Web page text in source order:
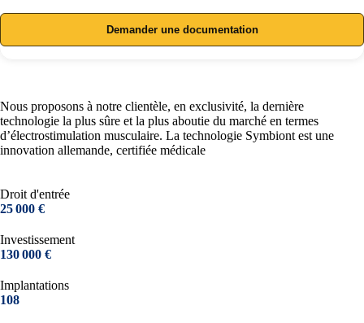
Demander une documentation
Nous proposons à notre clientèle, en exclusivité, la dernière
technologie la plus sûre et la plus aboutie du marché en termes
d’électrostimulation musculaire. La technologie Symbiont est une
innovation allemande, certifiée médicale
Droit d'entrée
25 000 €
Investissement
130 000 €
Implantations
108